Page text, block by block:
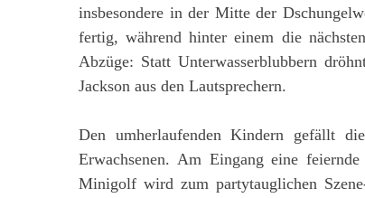
insbesondere in der Mitte der
fertig, während hinter einem die
Abzüge: Statt Unterwasserblubbern
Jackson aus den Lautsprechern.
Den umherlaufenden Kindern gefällt
Erwachsenen. Am Eingang eine
Minigolf wird zum partytauglichen